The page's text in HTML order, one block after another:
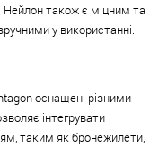
Нейлон також є міцним та
у використанні.
оснащені різними
інтегрувати
таким як бронежилети,